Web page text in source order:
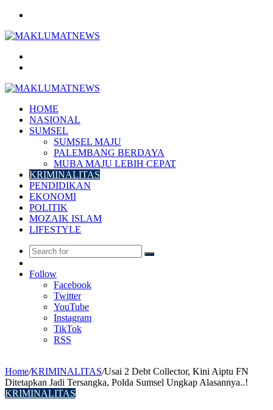
HOME
NASIONAL
SUMSEL
SUMSEL MAJU
PALEMBANG BERDAYA
MUBA MAJU LEBIH CEPAT
KRIMINALITAS
PENDIDIKAN
EKONOMI
POLITIK
MOZAIK ISLAM
LIFESTYLE
Search
Article
Follow
Facebook
Twitter
YouTube
Instagram
TikTok
RSS
Home/KRIMINALITAS/Usai 2 Debt Collector, Kini Aiptu FN
Ditetapkan Jadi Tersangka, Polda Sumsel Ungkap Alasannya..!
KRIMINALITAS